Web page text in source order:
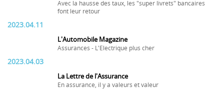
Avec la hausse des taux, les "super livrets" bancaires
font leur retour
2023.04.11
L'Automobile Magazine
Assurances - L'Electrique plus cher
2023.04.03
La Lettre de l'Assurance
En assurance, il y a valeurs et valeur